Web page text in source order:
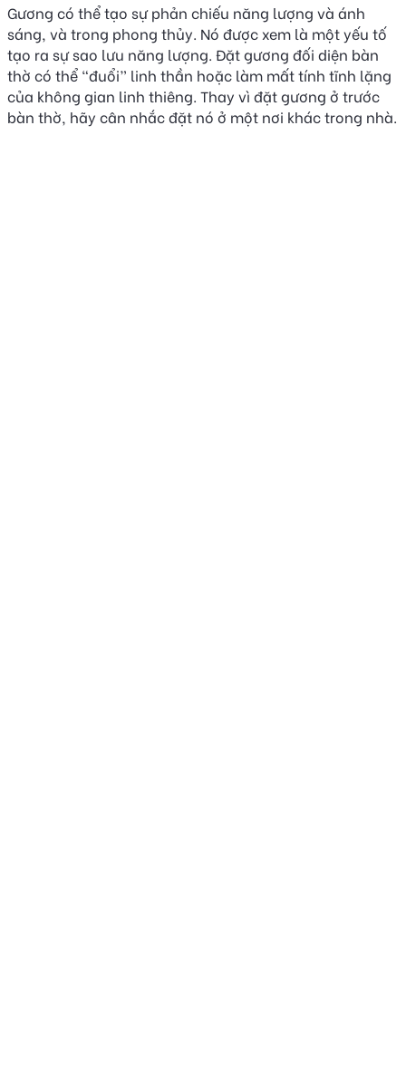
Gương có thể tạo sự phản chiếu năng lượng và ánh
sáng, và trong phong thủy. Nó được xem là một yếu tố
tạo ra sự sao lưu năng lượng. Đặt gương đối diện bàn
thờ có thể “đuổi” linh thần hoặc làm mất tính tĩnh lặng
của không gian linh thiêng. Thay vì đặt gương ở trước
bàn thờ, hãy cân nhắc đặt nó ở một nơi khác trong nhà.